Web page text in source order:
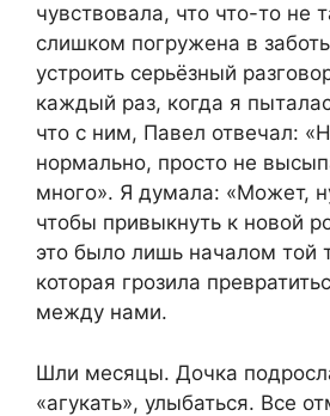
чувствовала, что что-то не
слишком погружена в
устроить серьёзный
каждый раз, когда я
что с ним, Павел отвечал:
нормально, просто не
много». Я думала: «Может,
чтобы привыкнуть к новой
это было лишь началом той
которая грозила
между нами.
Шли месяцы. Дочка
«агукать», улыбаться. Все